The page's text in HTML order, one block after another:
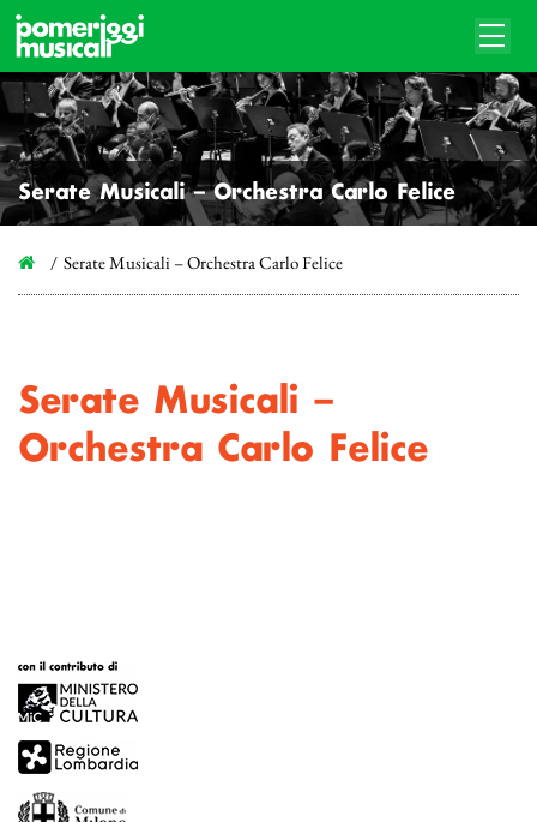
Serate Musicali – Orchestra Carlo Felice
Serate Musicali – Orchestra Carlo Felice
Serate Musicali –
Orchestra Carlo Felice